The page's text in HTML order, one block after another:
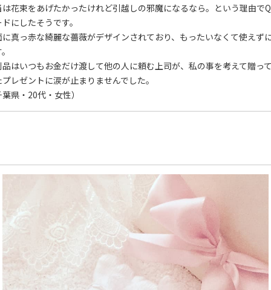
は花束をあげたかったけれど引越しの邪魔になるなら。という理由で
にしたそうです。
に真っ赤な綺麗な薔薇がデザインされており、もったいなくて使えず
品はいつもお金だけ渡して他の人に頼む上司が、私の事を考えて贈っ
レゼントに涙が止まりませんでした。
県・20代・女性）